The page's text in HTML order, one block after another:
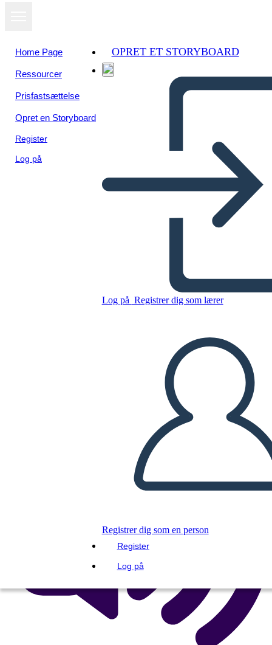
Home Page
Ressourcer
Prisfastsættelse
Opret en Storyboard
Register
Log på
OPRET ET STORYBOARD
Log på Registrer dig som lærer
Registrer dig som en person
Register
Log på
HISTORIETA DE DESAFIO
ADAPTATIVO
Kopier dette storyboard
LAVE ET STORYBOARD
AFSPIL DIASSHOW
LÆS FOR MIG
Se som
diasshow